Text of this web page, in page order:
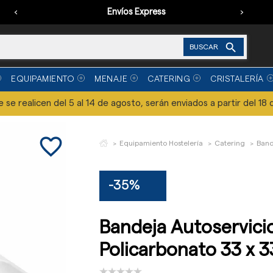
Envíos Express
‹ ›
BUSCAR 
EQUIPAMIENTO MENAJE CATERING CRISTALERÍA
se realicen del 5 al 14 de agosto, serán enviados a partir del
favorite_border Equipamiento Hostelería Catering
-35%
Bandeja
Policarbonato 33 x